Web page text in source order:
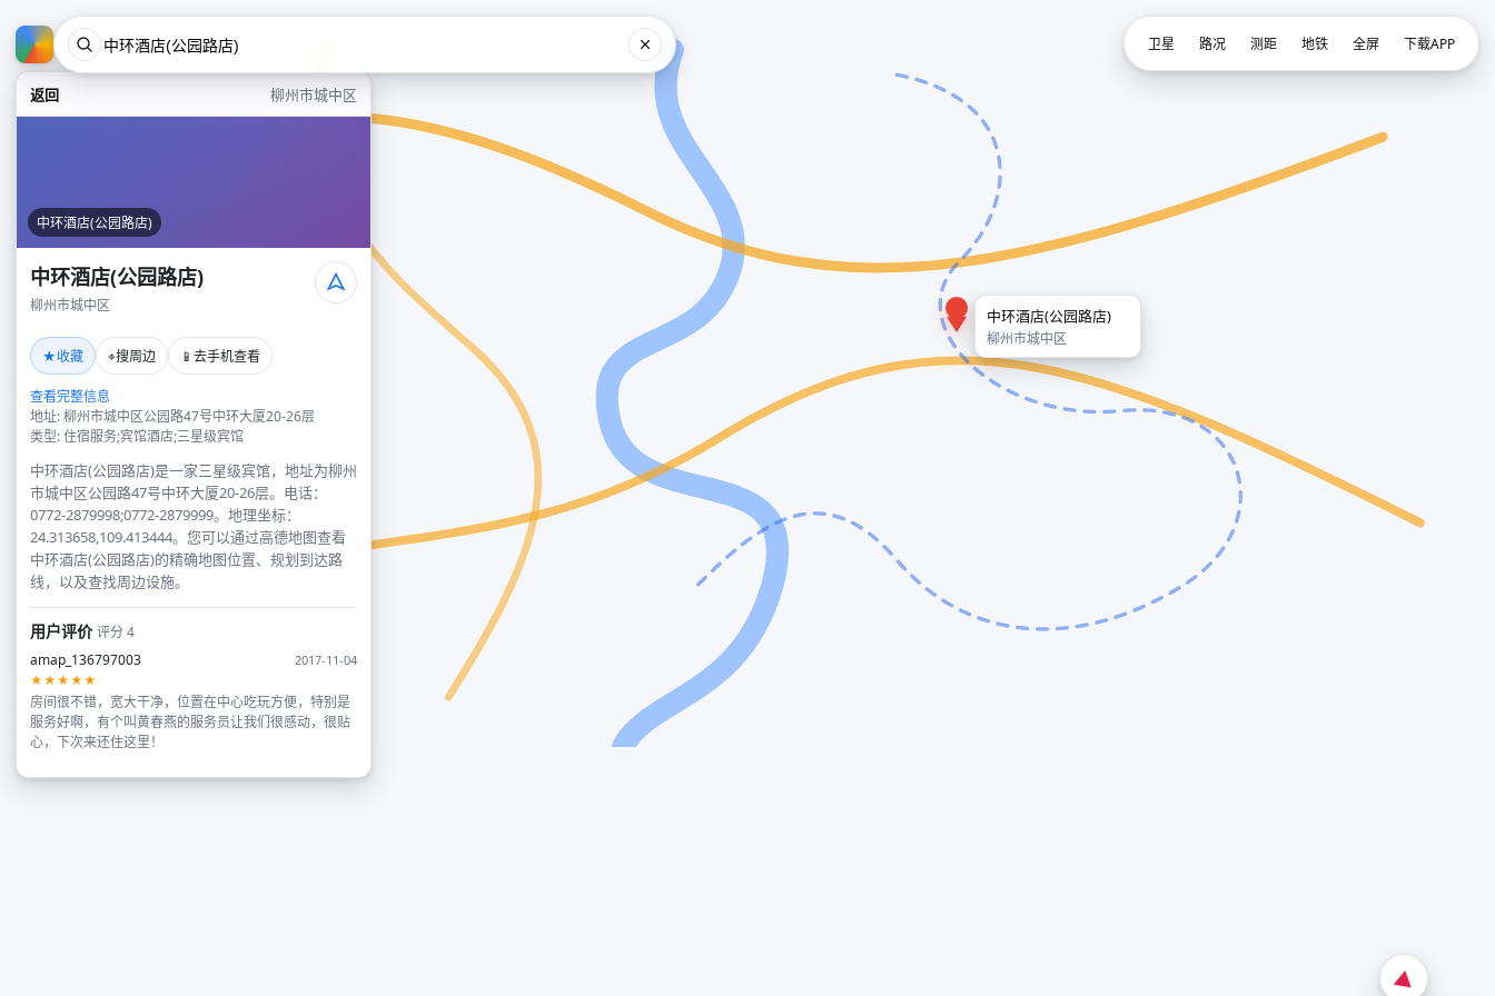
返回 柳州市城中区
中环酒店(公园路店)
中环酒店(公园路店)
柳州市城中区
★收藏 ⌖搜周边 📱 去手机查看
查看完整信息
地址: 柳州市城中区公园路47号中环大厦20-26层
类型: 住宿服务;宾馆酒店;三星级宾馆
中环酒店(公园路店)是一家三星级宾馆，地址为柳州
市城中区公园路47号中环大厦20-26层。电话：
0772-2879998;0772-2879999。地理坐标：
24.313658,109.413444。您可以通过高德地图查看
中环酒店(公园路店)的精确地图位置、规划到达路
线，以及查找周边设施。
用户评价评分 4
amap_136797003
2017-11-04
★★★★★
房间很不错，宽大干净，位置在中心吃玩方便，特别是
服务好啊，有个叫黄春燕的服务员让我们很感动，很贴
心，下次来还住这里！
中环酒店(公园路店)
柳州市城中区
卫星 路况 测距 地铁 全屏 下载APP